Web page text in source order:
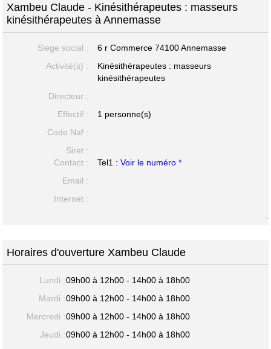
Xambeu Claude - Kinésithérapeutes : masseurs
kinésithérapeutes à Annemasse
Siege social : 6 r Commerce74100 Annemasse
Activité(s) :
Kinésithérapeutes : masseurs
kinésithérapeutes
Directeur :
Effectif :
1 personne(s)
Code Naf :
Siret :
Contact :
Tel1 :Voir le numéro *
Email :
Internet :
-
Horaires d'ouverture Xambeu Claude
Lundi :09h00 à 12h00 - 14h00 à 18h00
Mardi :09h00 à 12h00 - 14h00 à 18h00
Mercredi :09h00 à 12h00 - 14h00 à 18h00
Jeudi :09h00 à 12h00 - 14h00 à 18h00